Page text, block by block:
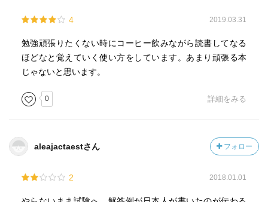
4 2019.03.31
勉強頑張りたくない時にコーヒー飲みながら読書してなる
ほどなと覚えていく使い方をしています。あまり頑張る本
じゃないと思います。
0 詳細をみる
aleajactaestさん フォロー
2 2018.01.01